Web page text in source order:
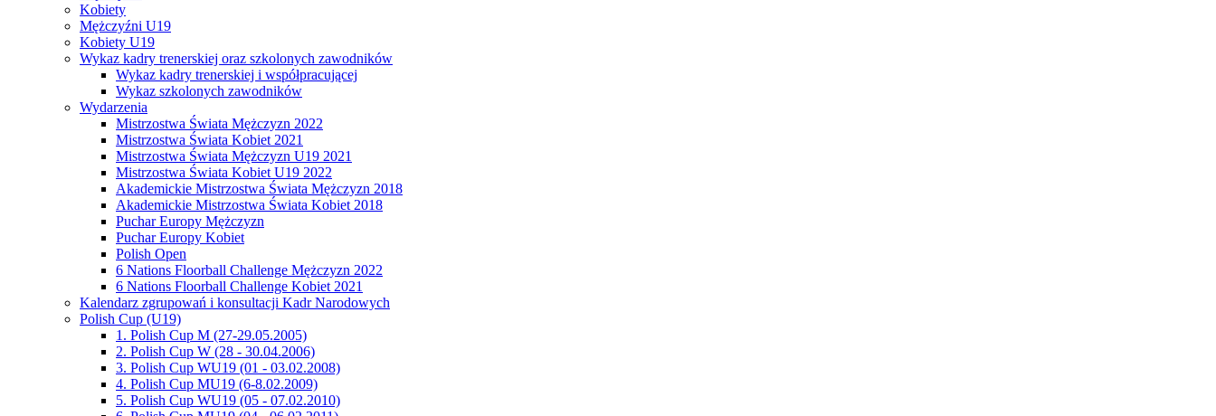
Kobiety
Mężczyźni U19
Kobiety U19
Wykaz kadry trenerskiej oraz szkolonych zawodników
Wykaz kadry trenerskiej i współpracującej
Wykaz szkolonych zawodników
Wydarzenia
Mistrzostwa Świata Mężczyzn 2022
Mistrzostwa Świata Kobiet 2021
Mistrzostwa Świata Mężczyzn U19 2021
Mistrzostwa Świata Kobiet U19 2022
Akademickie Mistrzostwa Świata Mężczyzn 2018
Akademickie Mistrzostwa Świata Kobiet 2018
Puchar Europy Mężczyzn
Puchar Europy Kobiet
Polish Open
6 Nations Floorball Challenge Mężczyzn 2022
6 Nations Floorball Challenge Kobiet 2021
Kalendarz zgrupowań i konsultacji Kadr Narodowych
Polish Cup (U19)
1. Polish Cup M (27-29.05.2005)
2. Polish Cup W (28 - 30.04.2006)
3. Polish Cup WU19 (01 - 03.02.2008)
4. Polish Cup MU19 (6-8.02.2009)
5. Polish Cup WU19 (05 - 07.02.2010)